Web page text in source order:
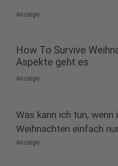
Anzeige
How To Survive
Aspekte geht es
Anzeige
Was kann ich tun, wenn
Weihnachten einfach
Anzeige